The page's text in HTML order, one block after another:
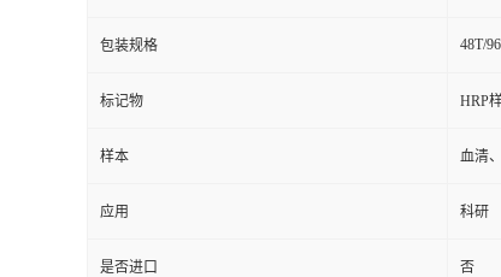
包装规格 48T/
标记物 HRP
样本 血清
应用 科研
是否进口 否